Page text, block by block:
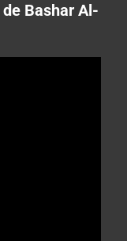
Bashar Al-